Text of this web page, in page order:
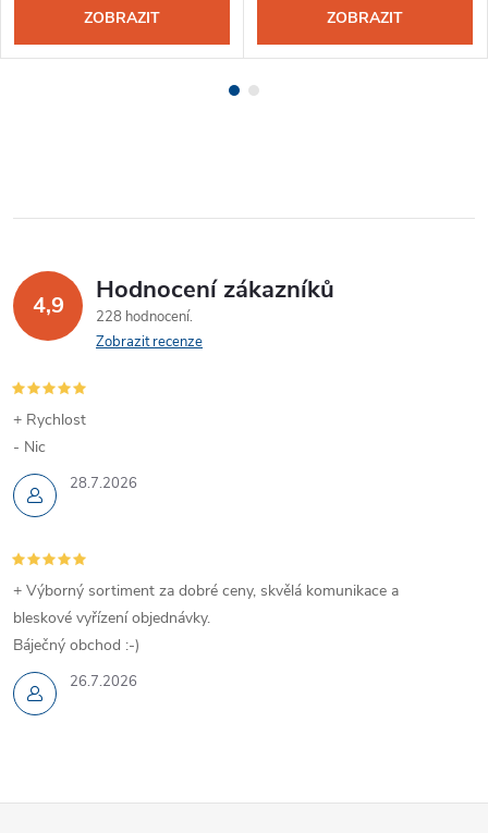
ZOBRAZIT ZOBRAZIT
4,9 Hodnocení zákazníků
228 hodnocení
Zobrazit recenze
28.7.2026
+ Rychlost
- Nic
26.7.2026
+ Výborný sortiment za dobré ceny, skvělá komunikace a
bleskové vyřízení objednávky.
Báječný obchod :-)